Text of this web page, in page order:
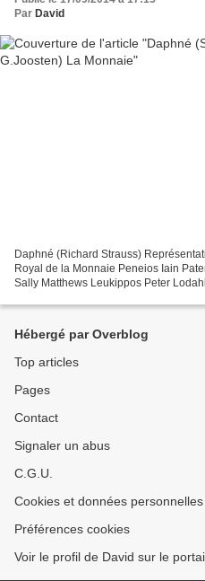
Par David
Daphné (Richard Strauss)
Royal de la Monnaie Peneios Iain
Sally Matthews Leukippos Peter
Hébergé par Overblog
Top articles
Pages
Contact
Signaler un abus
C.G.U.
Cookies et données personnelles
Préférences cookies
Voir le profil de David sur le